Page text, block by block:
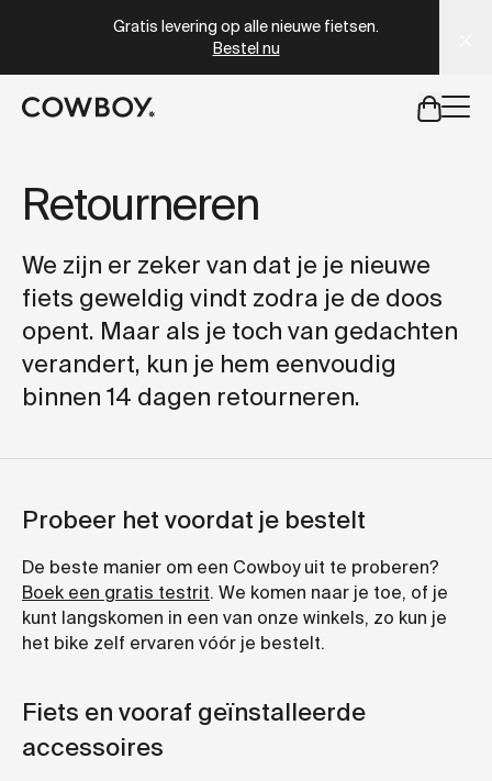
Gratis levering op alle nieuwe fietsen.
Bestel nu
Retourneren
We zijn er zeker van dat je je nieuwe
fiets geweldig vindt zodra je de doos
opent. Maar als je toch van gedachten
verandert, kun je hem eenvoudig
binnen 14 dagen retourneren.
Probeer het voordat je bestelt
De beste manier om een Cowboy uit te proberen?
Boek een gratis testrit. We komen naar je toe, of je
kunt langskomen in een van onze winkels, zo kun je
het bike zelf ervaren vóór je bestelt.
Fiets en vooraf geïnstalleerde
accessoires